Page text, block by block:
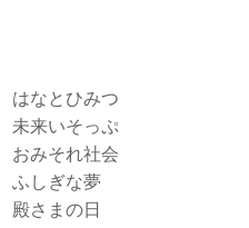
はなとひみつ
未来いそっぷ
おみそれ社会
ふしぎな夢
殿さまの日